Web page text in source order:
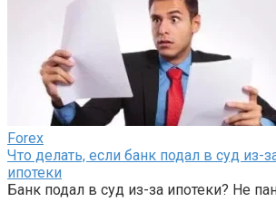
Forex
Что делать, если банк подал в суд из-
ипотеки
Банк подал в суд из-за ипотеки? Не